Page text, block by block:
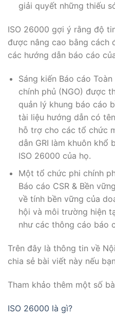
giải quyết những thiếu
ISO 26000 gợi ý rằng độ
được nâng cao bằng cách
các hướng dẫn báo cáo
Sáng kiến ​​Báo cáo
chính phủ (NGO) được
quản lý khung báo cáo
tài liệu hướng dẫn có
hỗ trợ cho các tổ chức
dẫn GRI làm khuôn khổ
ISO 26000 của họ.
Một tổ chức phi chính
Báo cáo CSR & Bền
về tính bền vững của
hội và môi trường hiện
như các thông cáo báo
Trên đây là thông tin về
chia sẻ bài viết này nếu
Tham khảo thêm một số
ISO 26000 là gì?